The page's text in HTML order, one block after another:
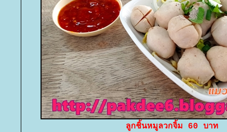
ลูกชิ้นหมูลวกจิ้ม 60 บาท